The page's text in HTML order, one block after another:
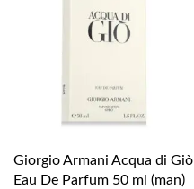
Giorgio Armani Acqua di Giò
Eau De Parfum 50 ml (man)